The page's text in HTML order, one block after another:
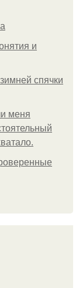
и
спячки
меня